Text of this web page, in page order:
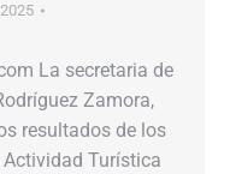
La secretaria de
Zamora,
resultados de los
Turística